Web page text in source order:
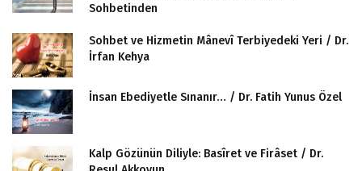
Sohbetinden
Sohbet ve Hizmetin Mânevî Terbiyedeki Yeri / Dr.
İrfan Kehya
İnsan Ebediyetle Sınanır… / Dr. Fatih Yunus Özel
Kalp Gözünün Diliyle: Basîret ve Firâset / Dr.